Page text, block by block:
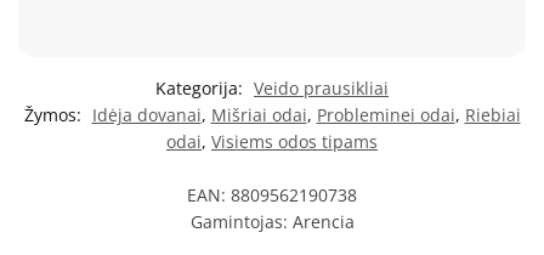
Kategorija: Veido prausikliai
Žymos: Idėja dovanai, Mišriai odai, Probleminei odai, Riebiai
odai, Visiems odos tipams
EAN: 8809562190738
Gamintojas: Arencia